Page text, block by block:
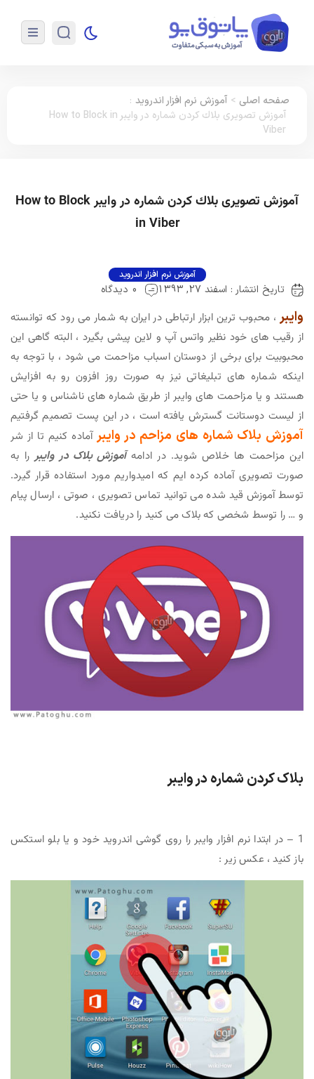
صفحه اصلی > آموزش نرم افزار اندروید :
آموزش تصویری بلاك كردن شماره در وايبر How to Block in
Viber
آموزش تصویری بلاك كردن شماره در وايبر How to Block
in Viber
آموزش نرم افزار اندروید
تاریخ انتشار : اسفند 27, 1393 0 دیدگاه
وایبر ، محبوب ترین ابزار ارتباطی در ایران به شمار می رود که توانسته
از رقیب های خود نظیر واتس آپ و لاین پیشی بگیرد ، البته گاهی این
محبوبیت برای برخی از دوستان اسباب مزاحمت می شود ، با توجه به
اینکه شماره های تبلیغاتی نیز به صورت روز افزون رو به افزایش
هستند و یا مزاحمت های وایبر از طریق شماره های ناشناس و یا حتی
از لیست دوستانت گسترش یافته است ، در این پست تصمیم گرفتیم
آموزش بلاک شماره های مزاحم در وایبرآماده کنیم تا از شر
این مزاحمت ها خلاص شوید. در ادامهآموزش بلاک در وایبررا به
صورت تصویری آماده کرده ایم که امیدواریم مورد استفاده قرار گیرد.
توسط آموزش قید شده می توانید تماس تصویری ، صوتی ، ارسال پیام
و … را توسط شخصی که بلاک می کنید را دریافت نکنید.
بلاک كردن شماره در وايبر
1 – در ابتدا نرم افزار وایبر را روی گوشی اندروید خود و یا بلو استکس
باز کنید ، عکس زیر :